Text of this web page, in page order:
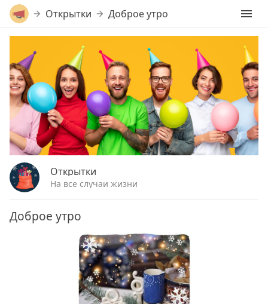
Открытки Доброе утро
Открытки
На все случаи жизни
Доброе утро